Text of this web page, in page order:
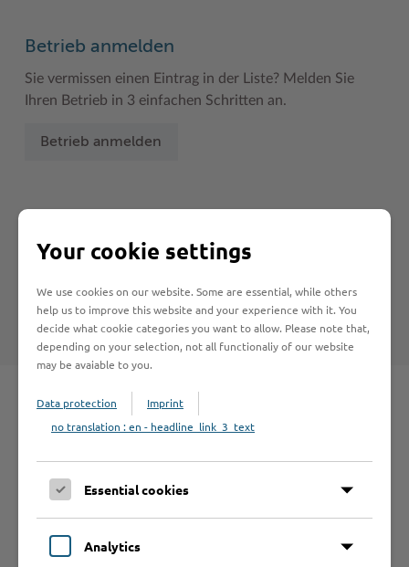
Betrieb anmelden
Sie vermissen einen Eintrag in der Liste? Melden Sie
Ihren Betrieb in 3 einfachen Schritten an.
Betrieb anmelden
Hinweise zum Haftungsausschluß bei Links zu anderen
Schnelleinstieg
Online-Services
Your cookie settings
We use cookies on our website. Some are essential, while others
help us to improve this website and your experience with it. You
decide what cookie categories you want to allow. Please note that,
depending on your selection, not all functionaliy of our website
may be avaiable to you.
Data protection
Imprint
no translation : en - headline_link_3_text
Essential cookies
Analytics